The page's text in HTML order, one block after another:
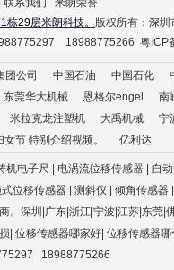
联系我们 米朗荣誉
29层米朗科技。 版权所有：深圳
18988775266 粤ICP
团公司 中国石油 中国石化
东莞华大机械 恩格尔engel 南
米拉克龙注塑机 大禹机械 宁
节 特别介绍视频。
亿利达
机电子尺
| 电涡流位移传感器 | 自
式位移传感器 | 测斜仪 | 倾角传感器
。深圳|广东|浙江|宁波|江苏|东莞|
位移传感器哪家好 位移传感器哪
18988775266